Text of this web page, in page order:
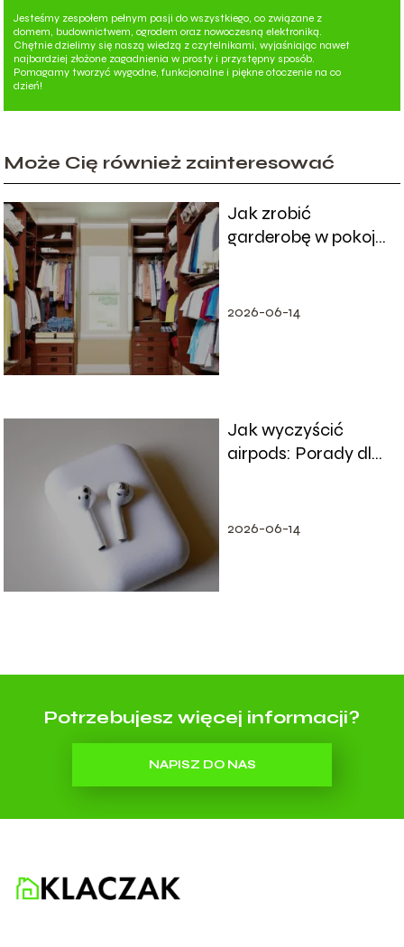
Jesteśmy zespołem pełnym pasji do wszystkiego, co związane z
domem, budownictwem, ogrodem oraz nowoczesną elektroniką.
Chętnie dzielimy się naszą wiedzą z czytelnikami, wyjaśniając nawet
najbardziej złożone zagadnienia w prosty i przystępny sposób.
Pomagamy tworzyć wygodne, funkcjonalne i piękne otoczenie na co
dzień!
Może Cię również zainteresować
Jak zrobić
garderobę w pokoju
przestrzeń?
2026-06-14
Jak wyczyścić
airpods: Porady dla
2026-06-14
Potrzebujesz więcej informacji?
NAPISZ DO NAS